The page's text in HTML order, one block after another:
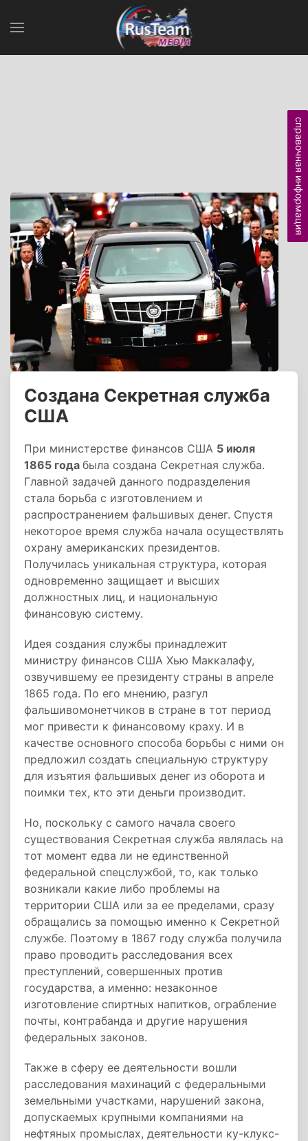
Создана Секретная служба
США
При министерстве финансов США 5 июля
1865 года была создана Секретная служба.
Главной задачей данного подразделения
стала борьба с изготовлением и
распространением фальшивых денег. Спустя
некоторое время служба начала осуществлять
охрану американских президентов.
Получилась уникальная структура, которая
одновременно защищает и высших
должностных лиц, и национальную
финансовую систему.
Идея создания службы принадлежит
министру финансов США Хью Маккалафу,
озвучившему ее президенту страны в апреле
1865 года. По его мнению, разгул
фальшивомонетчиков в стране в тот период
мог привести к финансовому краху. И в
качестве основного способа борьбы с ними он
предложил создать специальную структуру
для изъятия фальшивых денег из оборота и
поимки тех, кто эти деньги производит.
Но, поскольку с самого начала своего
существования Секретная служба являлась на
тот момент едва ли не единственной
федеральной спецслужбой, то, как только
возникали какие либо проблемы на
территории США или за ее пределами, сразу
обращались за помощью именно к Секретной
службе. Поэтому в 1867 году служба получила
право проводить расследования всех
преступлений, совершенных против
государства, а именно: незаконное
изготовление спиртных напитков, ограбление
почты, контрабанда и другие нарушения
федеральных законов.
Также в сферу ее деятельности вошли
расследования махинаций с федеральными
земельными участками, нарушений закона,
допускаемых крупными компаниями на
нефтяных промыслах, деятельности ку-клукс-
справочная информация